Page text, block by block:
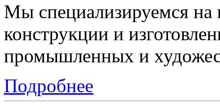
Мы специализируемся на
конструкции и
промышленных и
Подробнее